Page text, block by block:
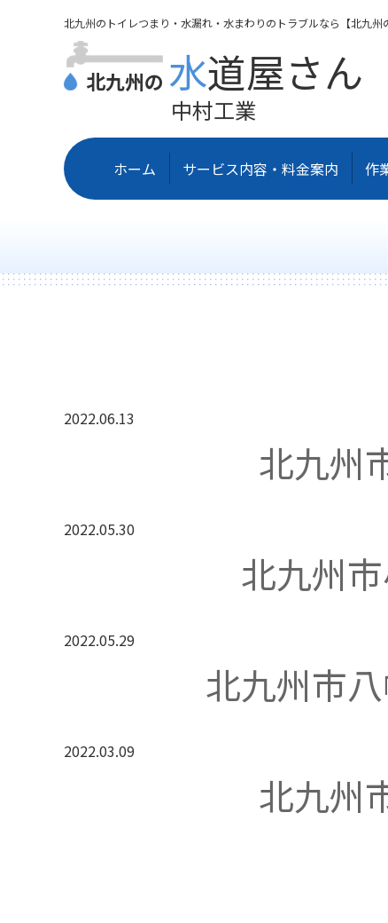
北九州のトイレつまり・水漏れ・水まわりのトラブルなら【北九州
北九州の 水道屋さん
中村工業
ホーム サービス内容・料金案内 作
2022.06.13
北九州
2022.05.30
北九州
2022.05.29
北九州市
2022.03.09
北九州